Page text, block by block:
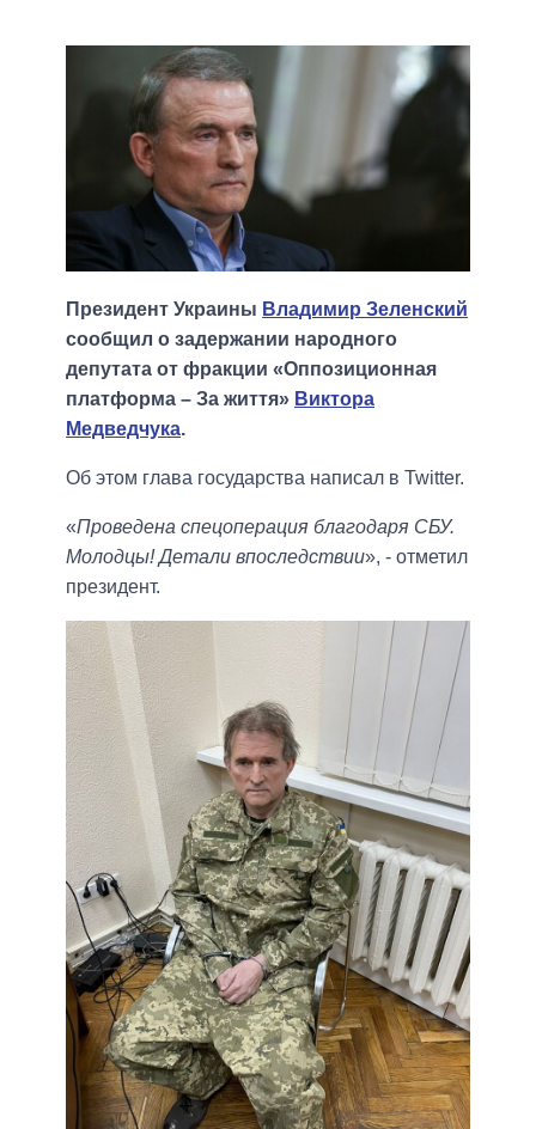
Президент Украины Владимир Зеленский
сообщил о задержании народного
депутата от фракции «Оппозиционная
платформа – За життя» Виктора
Медведчука.
Об этом глава государства написал в Twitter.
«Проведена спецоперация благодаря СБУ.
Молодцы! Детали впоследствии», - отметил
президент.